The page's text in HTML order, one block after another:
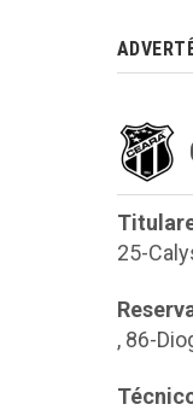
25-
, 86-